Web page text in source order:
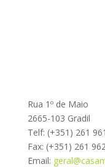
Rua 1º de Maio
2665-103 Gradil
Telf: (+351) 261
Fax: (+351) 261
Email: